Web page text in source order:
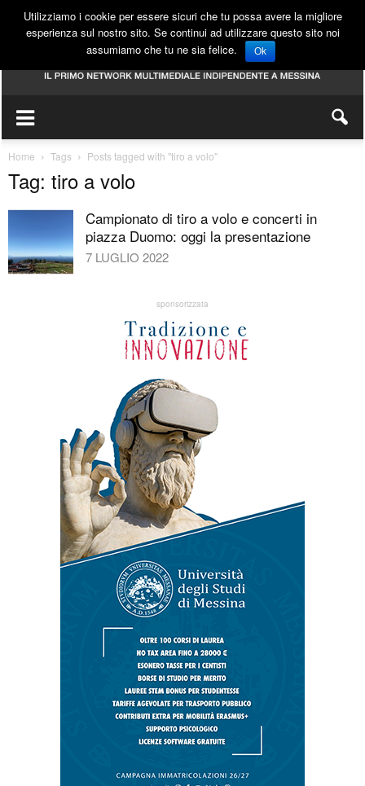
Home Tags Posts tagged with "tiro a volo"
Tag: tiro a volo
Campionato di tiro a volo e concerti in
piazza Duomo: oggi la presentazione
7 LUGLIO 2022
sponsorizzata
Utilizziamo i cookie per essere sicuri che tu possa avere la migliore
esperienza sul nostro sito. Se continui ad utilizzare questo sito noi
assumiamo che tu ne sia felice.
Ok